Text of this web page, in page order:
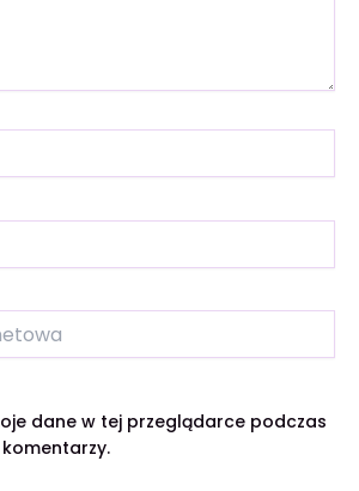
dane w tej przeglądarce podczas